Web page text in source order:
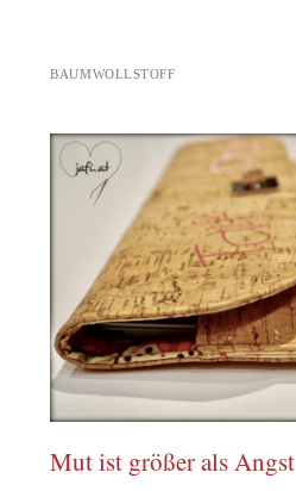
BAUMWOLLSTOFF
Mut ist größer als Angst